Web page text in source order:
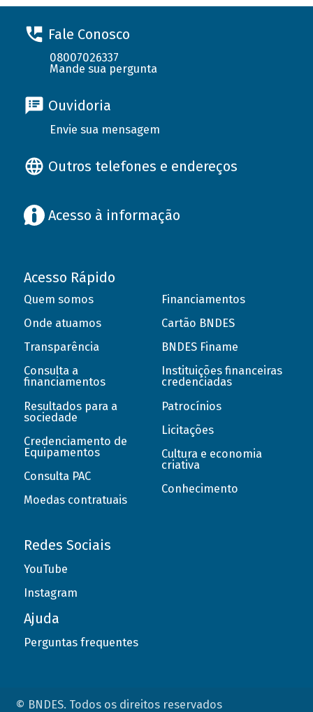
Fale Conosco
08007026337
Mande sua pergunta
Ouvidoria
Envie sua mensagem
Outros telefones e endereços
Acesso à informação
Acesso Rápido
Quem somos
Onde atuamos
Transparência
Consulta a
financiamentos
Resultados para a
sociedade
Credenciamento de
Equipamentos
Consulta PAC
Moedas contratuais
Financiamentos
Cartão BNDES
BNDES Finame
Instituições financeiras
credenciadas
Patrocínios
Licitações
Cultura e economia
criativa
Conhecimento
Redes Sociais
YouTube
Instagram
Ajuda
Perguntas frequentes
© BNDES. Todos os direitos reservados